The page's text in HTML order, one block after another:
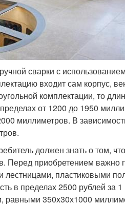
сварки с
входит сам корпус,
комплектации, то
от 1200 до 1950
миллиметров. В
должен знать о том,
Перед приобретением важно
лестницами, пластиковыми
в пределах 2500 рублей за
равными 350x30х1000